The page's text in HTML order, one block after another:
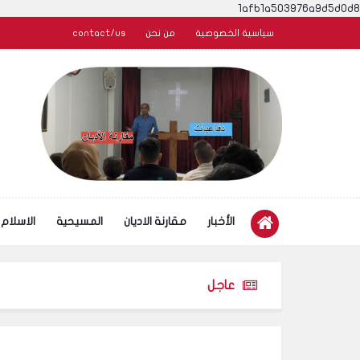
1afb1a503976a9d5d0d8
سياسية الخصوصية من نحن contact/us
الأخبار مقارنة الاديان المسيحية الاسلام
عاجل